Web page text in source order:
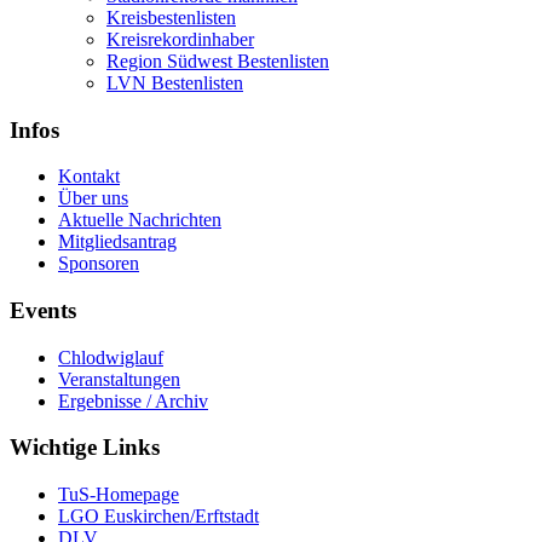
Kreisbestenlisten
Kreisrekordinhaber
Region Südwest Bestenlisten
LVN Bestenlisten
Infos
Kontakt
Über uns
Aktuelle Nachrichten
Mitgliedsantrag
Sponsoren
Events
Chlodwiglauf
Veranstaltungen
Ergebnisse / Archiv
Wichtige Links
TuS-Homepage
LGO Euskirchen/Erftstadt